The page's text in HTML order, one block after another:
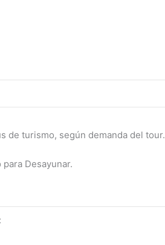
de turismo, según demanda del tour.
Desayunar.